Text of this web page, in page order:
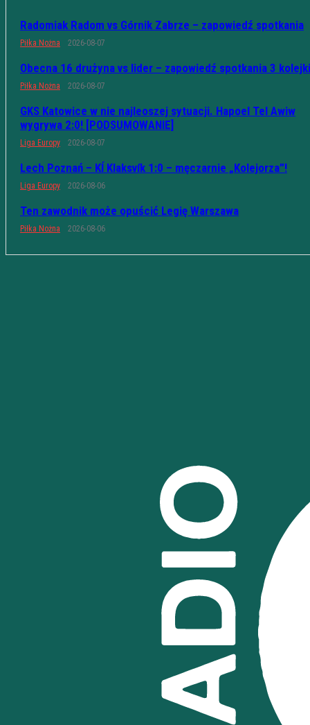
Radomiak Radom vs Górnik Zabrze – zapowiedź spotkania
Piłka Nożna 2026-08-07
Obecna 16 drużyna vs lider – zapowiedź spotkania 3 kolejki
Piłka Nożna 2026-08-07
GKS Katowice w nie najleoszej sytuacji. Hapoel Tel Awiw
wygrywa 2:0! [PODSUMOWANIE]
Liga Europy 2026-08-07
Lech Poznań – KÍ Klaksvík 1:0 – męczarnie „Kolejorza”!
Liga Europy 2026-08-06
Ten zawodnik może opuścić Legię Warszawa
Piłka Nożna 2026-08-06